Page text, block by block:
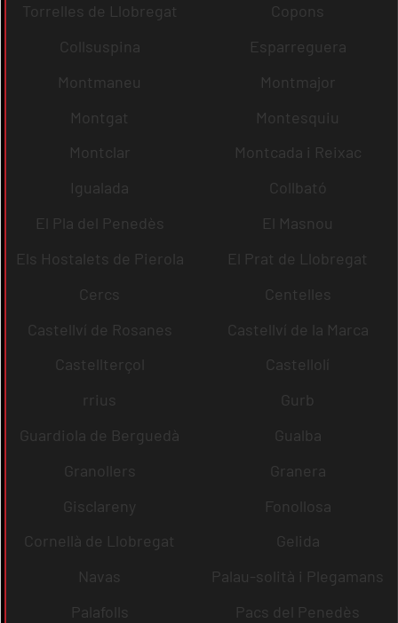
Torrelles de Llobregat
Copons
Collsuspina
Esparreguera
Montmaneu
Montmajor
Montgat
Montesquiu
Montclar
Montcada i Reixac
Igualada
Collbató
El Pla del Penedès
El Masnou
Els Hostalets de Pierola
El Prat de Llobregat
Cercs
Centelles
Castellví de Rosanes
Castellví de la Marca
Castellterçol
Castellolí
rrius
Gurb
Guardiola de Berguedà
Gualba
Granollers
Granera
Gisclareny
Fonollosa
Cornellà de Llobregat
Gelida
Navas
Palau-solità i Plegamans
Palafolls
Pacs del Penedès